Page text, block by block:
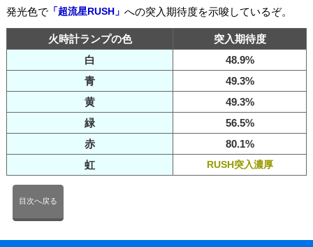
発光色で「超流星RUSH」 への突入期待度を示唆しているぞ。
火時計ランプの色
突入期待度
白
48.9%
青
49.3%
黄
49.3%
緑
56.5%
赤
80.1%
虹
RUSH突入濃厚
目次へ戻る